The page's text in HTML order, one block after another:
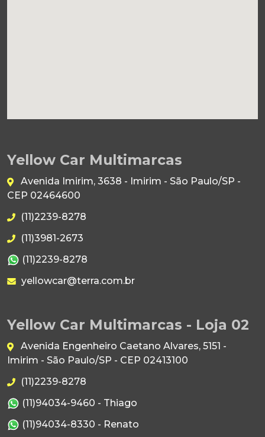
Yellow Car Multimarcas
Avenida Imirim, 3638 - Imirim - São Paulo/SP -
CEP 02464600
(11)2239-8278
(11)3981-2673
(11)2239-8278
yellowcar@terra.com.br
Yellow Car Multimarcas - Loja 02
Avenida Engenheiro Caetano Alvares, 5151 -
Imirim - São Paulo/SP - CEP 02413100
(11)2239-8278
(11)94034-9460 - Thiago
(11)94034-8330 - Renato